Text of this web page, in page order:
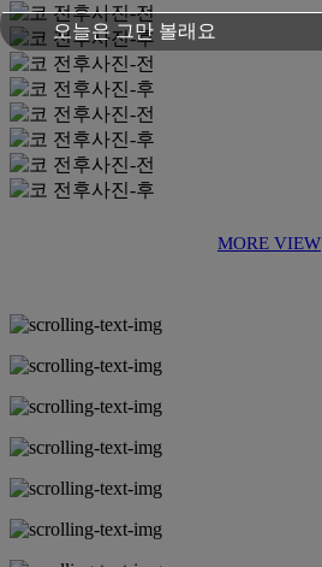
MORE VIEW
오늘은 그만 볼래요